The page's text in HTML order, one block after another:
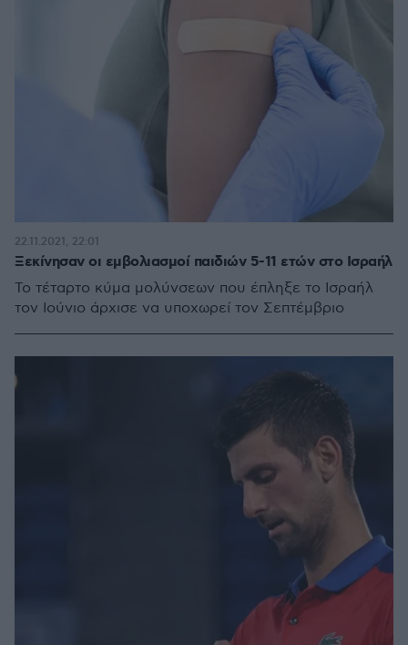
Ξεκίνησαν οι εμβολιασμοί παιδιών 5-11 ετών στο Ισραήλ
Το τέταρτο κύμα μολύνσεων που έπληξε το Ισραήλ
τον Ιούνιο άρχισε να υποχωρεί τον Σεπτέμβριο
22.11.2021, 22:01